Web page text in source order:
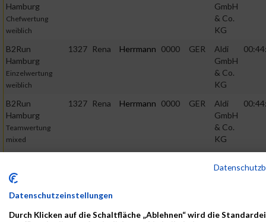
Hamburg
Chefwertung
weiblich
GmbH
& Co.
KG
B2Run
Hamburg
Einzelwertung
weiblich
1327 Rena Herrmann 0000 GER
Aldi
GmbH
& Co.
KG
B2Run
Hamburg
Teamwertung
mixed
1327 Rena Herrmann 0000 GER
Aldi
GmbH
& Co.
KG
Teamwertung
weiblich
GmbH
2019
Datenschutzeinstellungen
Durch Klicken auf die Schaltfläche „Ablehnen“ wird die